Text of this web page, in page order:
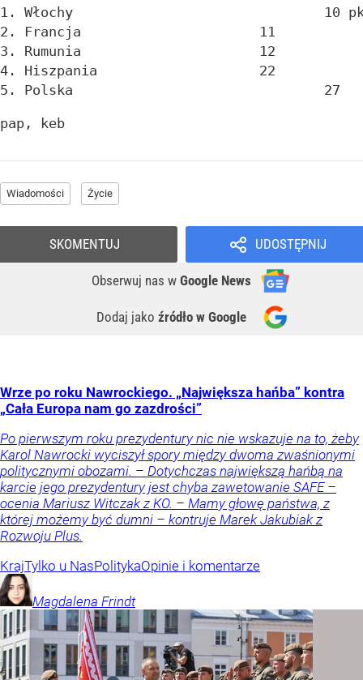
1. Włochy
2. Francja			11
3. Rumunia			12
4. Hiszpania			22
5. Polska				27
pap, keb
Wiadomości Życie
UDOSTĘPNIJ
Obserwuj nas w Google News
Dodaj jako źródło w Google
SKOMENTUJ
Wrze po roku Nawrockiego. „Największa hańba” kontra
„Cała Europa nam go zazdrości”
Po pierwszym roku prezydentury nic nie wskazuje na to, żeby
Karol Nawrocki wyciszył spory między dwoma zwaśnionymi
politycznymi obozami. – Dotychczas największą hańbą na
karcie jego prezydentury jest chyba zawetowanie SAFE –
ocenia Mariusz Witczak z KO. – Mamy głowę państwa, z
której możemy być dumni – kontruje Marek Jakubiak z
Rozwoju Plus.
KrajTylko u NasPolitykaOpinie i komentarze
Magdalena Frindt